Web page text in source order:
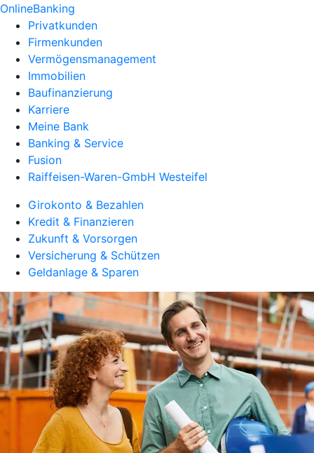
OnlineBanking
Privatkunden
Firmenkunden
Vermögensmanagement
Immobilien
Baufinanzierung
Karriere
Meine Bank
Banking & Service
Fusion
Raiffeisen-Waren-GmbH Westeifel
Girokonto & Bezahlen
Kredit & Finanzieren
Zukunft & Vorsorgen
Versicherung & Schützen
Geldanlage & Sparen